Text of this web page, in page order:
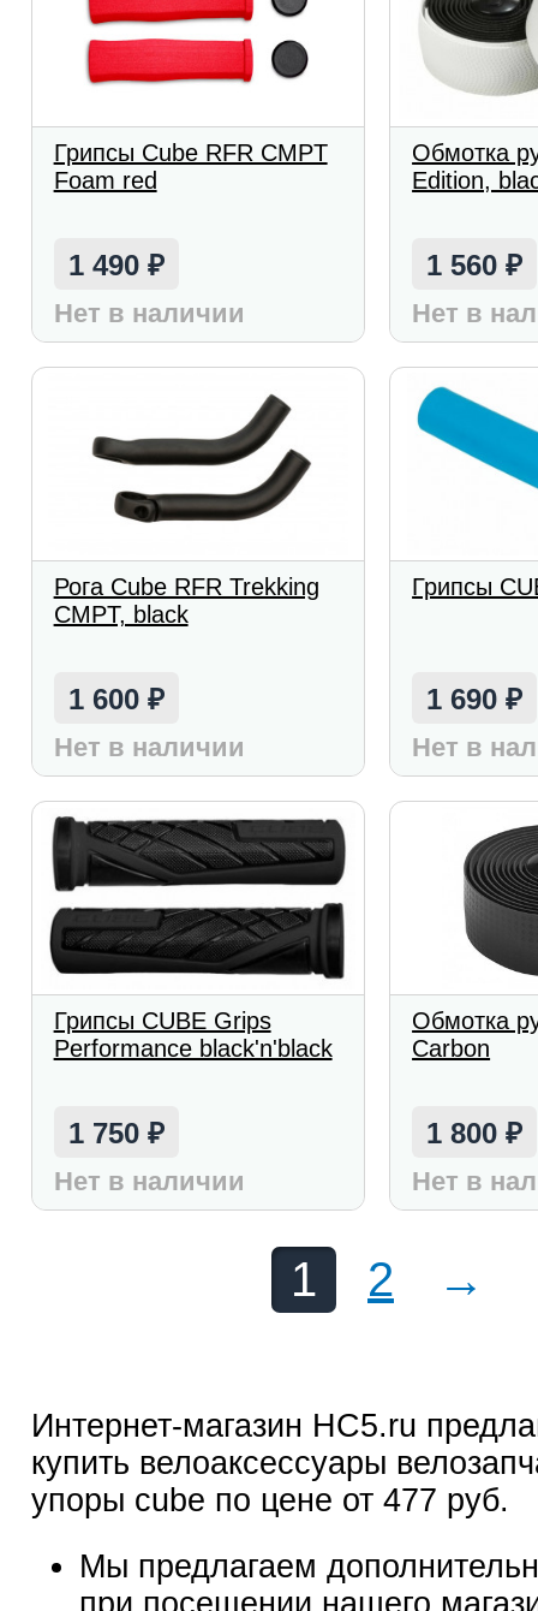
Грипсы Cube RFR CMPT
Foam red
1 490 ₽
Нет в наличии
Обмотка
Edition,
1 560₽
Нет в
Рога Cube RFR Trekking
CMPT, black
1 600 ₽
Нет в наличии
Грипсы
1 690₽
Нет в
Грипсы CUBE Grips
Performance black'n'black
1 750 ₽
Нет в наличии
Обмотка
Carbon
1 800₽
Нет в
1 2 →
Интернет-магазин HC5.ru
купить велоаксессуары
упоры cube по цене от 477 руб.
Мы предлагаем